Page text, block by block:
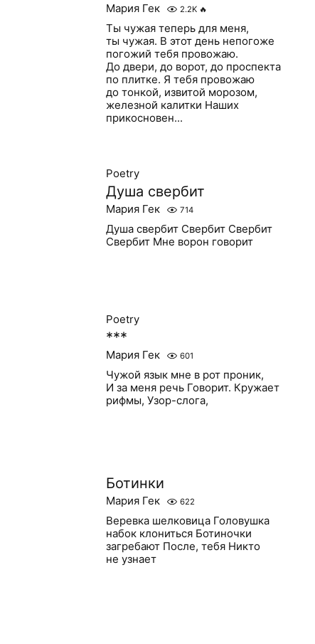
Мария Гек 2.2K 🔥
Ты чужая теперь для меня,
ты чужая. В этот день непогоже
погожий тебя провожаю.
До двери, до ворот, до проспекта
по плитке. Я тебя провожаю
до тонкой, извитой морозом,
железной калитки Наших
прикосновен...
Poetry
Душа свербит
Мария Гек 714
Душа свербит Свербит Свербит
Свербит Мне ворон говорит
Poetry
***
Мария Гек 601
Чужой язык мне в рот проник,
И за меня речь Говорит. Кружает
рифмы, Узор-слога,
Ботинки
Мария Гек 622
Веревка шелковица Головушка
набок клониться Ботиночки
загребают После, тебя Никто
не узнает